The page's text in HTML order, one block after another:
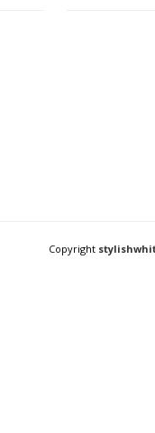
Copyright